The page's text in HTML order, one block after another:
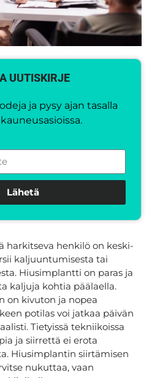
UUTISKIRJE
ja pysy ajan tasalla
Lähetä
harkitseva henkilö on keski-
kaljuuntumisesta tai
Hiusimplantti on paras ja
kaljuja kohtia päälaella.
on kivuton ja nopea
potilas voi jatkaa päivän
Tietyissä tekniikoissa
ja siirrettä ei erota
Hiusimplantin siirtämisen
nukuttaa, vaan